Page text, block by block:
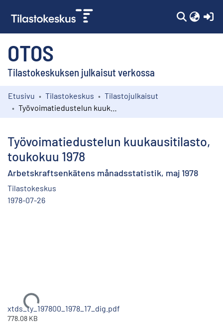
OTOS
Tilastokeskuksen julkaisut verkossa
Kokoelmat
Etusivu Tilastokeskus
Tilastojulkaisut
Työvoimatiedustelun kuukausitilasto,
toukokuu 1978
Arbetskraftsenkätens månadsstatistik, maj 1978
Tilastokeskus
1978-07-26
Ladataan...
xtds_ty_197800_1978_17_dig.pdf
778.08 KB